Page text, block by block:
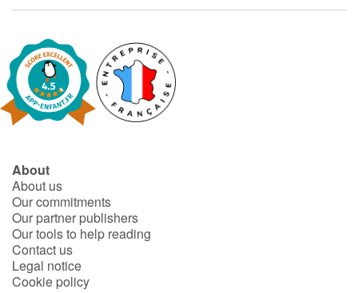
Fable, myth, literature and poetry
Princesses and princes, kings, queens and dragons
Ogres, monsters and witches
Heroines and Heroes
Ecology, nature, seasons
The animals
Travel, epic, investigation, adventure
Around the world
About
About us
Our commitments
Our partner publishers
Our tools to help reading
Contact us
Legal notice
Cookie policy